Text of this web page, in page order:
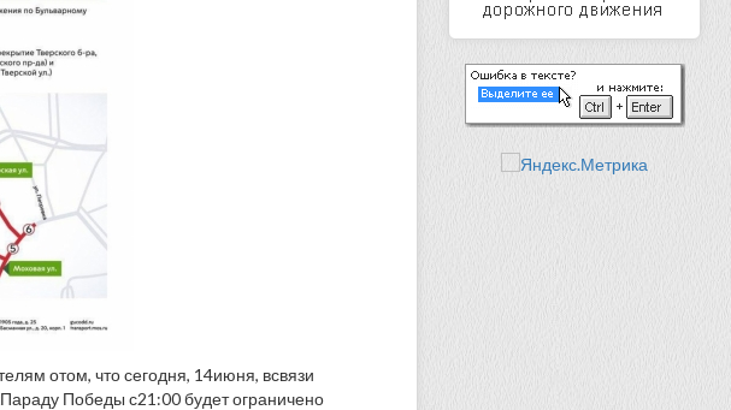
отом, что сегодня, 14июня, всвязи
Победы с21:00 будет ограничено